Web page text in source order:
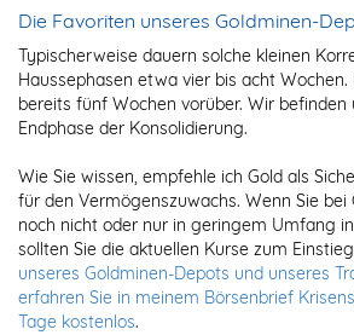
Die Favoriten unseres Goldminen-
Typischerweise dauern solche kleinen
Haussephasen etwa vier bis acht Wochen.
bereits fünf Wochen vorüber. Wir befinden
Endphase der Konsolidierung.
Wie Sie wissen, empfehle ich Gold als
für den Vermögenszuwachs. Wenn Sie bei
noch nicht oder nur in geringem Umfang
sollten Sie die aktuellen Kurse zum
unseres Goldminen-Depots und unseres
erfahren Sie in meinem Börsenbrief
Tage kostenlos.